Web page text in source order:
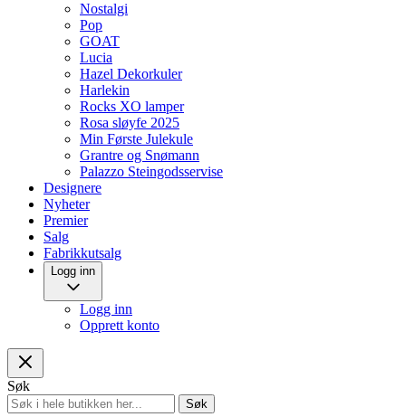
Nostalgi
Pop
GOAT
Lucia
Hazel Dekorkuler
Harlekin
Rocks XO lamper
Rosa sløyfe 2025
Min Første Julekule
Grantre og Snømann
Palazzo Steingodsservise
Designere
Nyheter
Premier
Salg
Fabrikkutsalg
Logg inn
Logg inn
Opprett konto
Søk
Søk